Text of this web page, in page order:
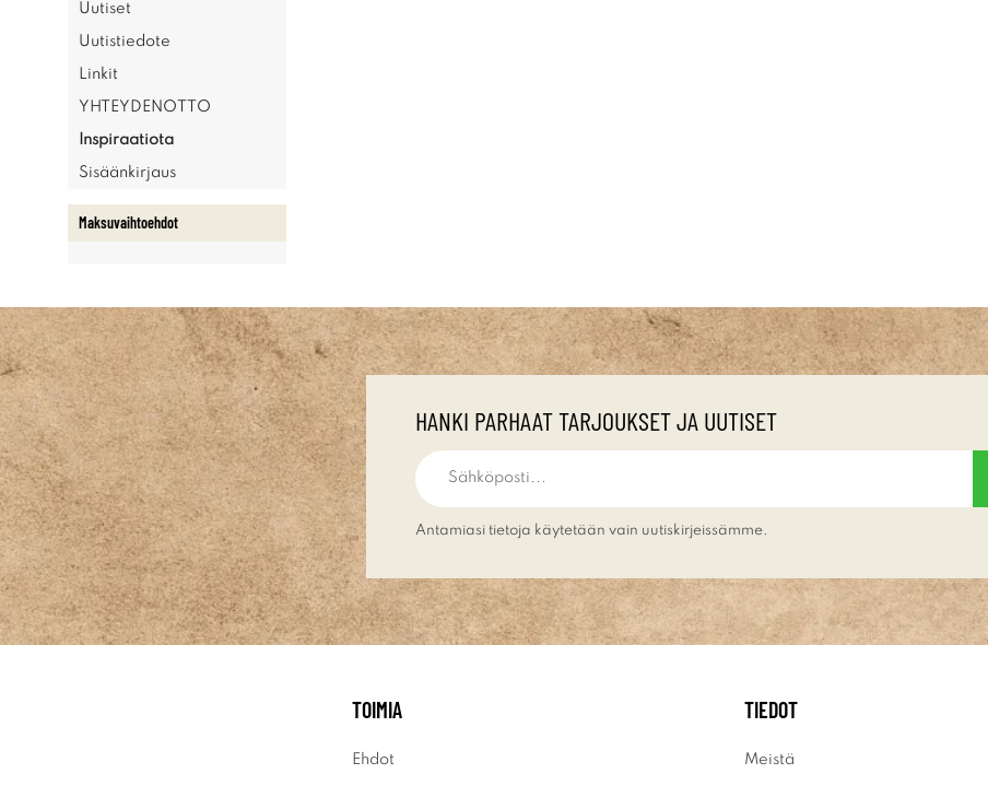
Uutiset
Uutistiedote
Linkit
YHTEYDENOTTO
Inspiraatiota
Sisäänkirjaus
Maksuvaihtoehdot
HANKI PARHAAT TARJOUKSET JA UUTISET
Antamiasi tietoja käytetään vain uutiskirjeissämme.
TOIMIA
Ehdot
TIEDOT
Meistä